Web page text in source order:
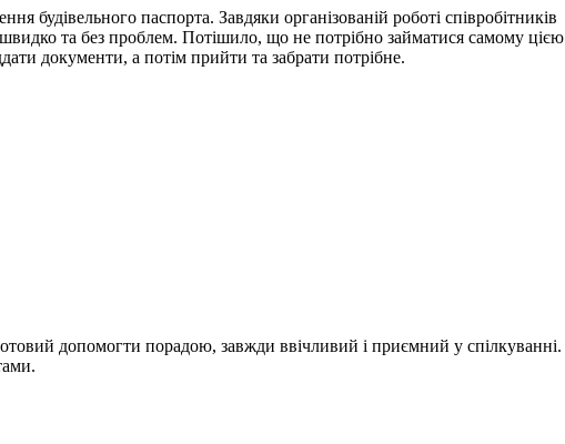
будівельного паспорта. Завдяки організованій роботі співробітників
та без проблем. Потішило, що не потрібно займатися самому цією
документи, а потім прийти та забрати потрібне.
допомогти порадою, завжди ввічливий і приємний у спілкуванні.